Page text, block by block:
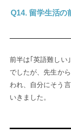
Q14. 留学生活の
前半は｢英語難しい
でしたが、先生か
われ、自分にそう
いきました。